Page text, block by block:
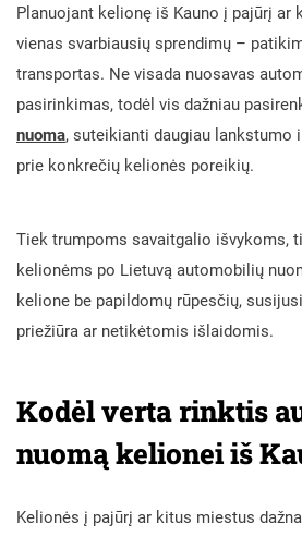
Planuojant kelionę iš Kauno į pajūrį ar
vienas svarbiausių sprendimų –
transportas. Ne visada nuosavas
pasirinkimas, todėl vis dažniau
nuoma, suteikianti daugiau lankstumo
prie konkrečių kelionės poreikių.
Tiek trumpoms savaitgalio išvykoms,
kelionėms po Lietuvą automobilių
kelione be papildomų rūpesčių,
priežiūra ar netikėtomis išlaidomis.
Kodėl verta rinktis
nuomą kelionei iš
Kelionės į pajūrį ar kitus miestus